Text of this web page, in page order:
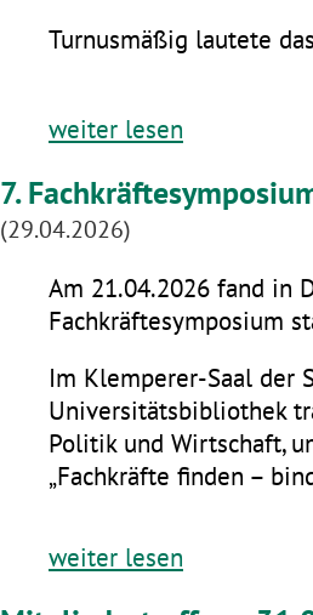
Turnusmäßig lautete
weiter lesen
7.
(29.04.2026)
Am 21.04.2026 fand in
Fachkräftesymposium
Im Klemperer-Saal der
Universitätsbibliothek
Politik und Wirtschaft,
„Fachkräfte finden –
weiter lesen